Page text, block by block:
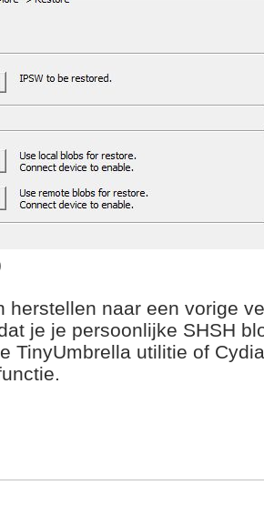
herstellen naar een vorige
je je persoonlijke SHSH
TinyUmbrella utilitie of